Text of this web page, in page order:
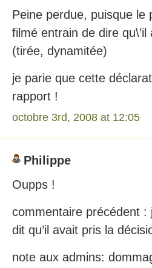
Peine perdue, puisque le
filmé entrain de dire
(tirée, dynamitée)
je parie que cette
rapport !
octobre 3rd, 2008 at 12:05
Philippe
Oupps !
commentaire précédent :
dit qu’il avait pris la
note aux admins: